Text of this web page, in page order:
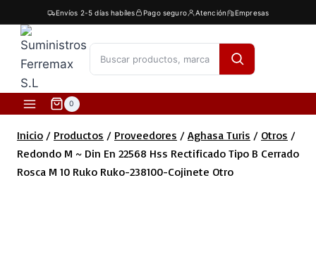
al
contenido
Envíos 2-5 días habíles Pago seguro Atención Empresas
0
Inicio / Productos / Proveedores / Aghasa Turis / Otros /
Redondo M ~ Din En 22568 Hss Rectificado Tipo B Cerrado
Rosca M 10 Ruko Ruko-238100-Cojinete Otro